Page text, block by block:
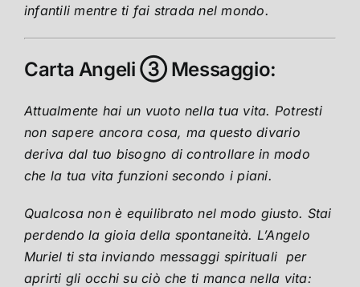
infantili mentre ti fai strada nel mondo.
Carta Angeli ③ Messaggio:
Attualmente hai un vuoto nella tua vita. Potresti
non sapere ancora cosa, ma questo divario
deriva dal tuo bisogno di controllare in modo
che la tua vita funzioni secondo i piani.
Qualcosa non è equilibrato nel modo giusto. Stai
perdendo la gioia della spontaneità. L’Angelo
Muriel ti sta inviando messaggi spirituali per
aprirti gli occhi su ciò che ti manca nella vita: